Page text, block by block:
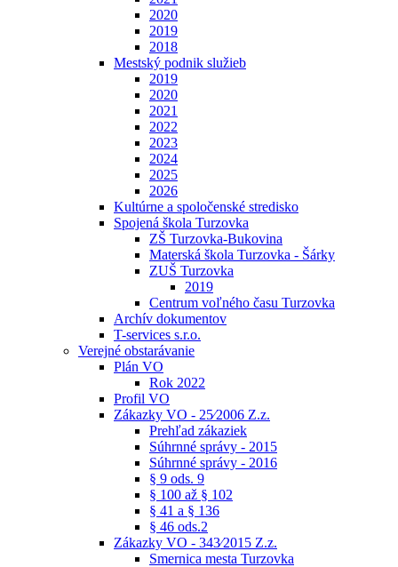
2020
2019
2018
Mestský podnik služieb
2019
2020
2021
2022
2023
2024
2025
2026
Kultúrne a spoločenské stredisko
Spojená škola Turzovka
ZŠ Turzovka-Bukovina
Materská škola Turzovka - Šárky
ZUŠ Turzovka
2019
Centrum voľného času Turzovka
Archív dokumentov
T-services s.r.o.
Verejné obstarávanie
Plán VO
Rok 2022
Profil VO
Zákazky VO - 25⁄2006 Z.z.
Prehľad zákaziek
Súhrnné správy - 2015
Súhrnné správy - 2016
§ 9 ods. 9
§ 100 až § 102
§ 41 a § 136
§ 46 ods.2
Zákazky VO - 343⁄2015 Z.z.
Smernica mesta Turzovka